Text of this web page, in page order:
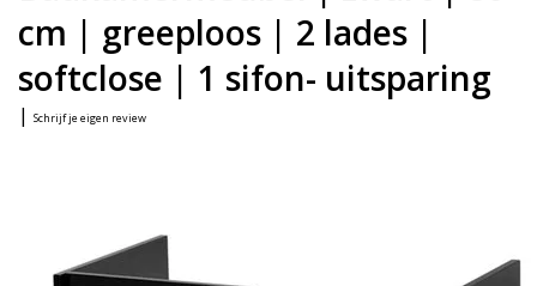
cm | greeploos | 2 lades |
softclose | 1 sifon- uitsparing
| Schrijf je eigen review